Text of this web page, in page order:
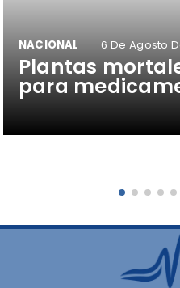
Plantas
para
NACIONAL 6 De Agosto